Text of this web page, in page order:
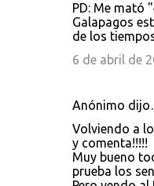
PD: Me mató
Galapagos
de los
6 de abril de
Anónimo
Volviendo a
y comenta!!!!!
Muy bueno
prueba los